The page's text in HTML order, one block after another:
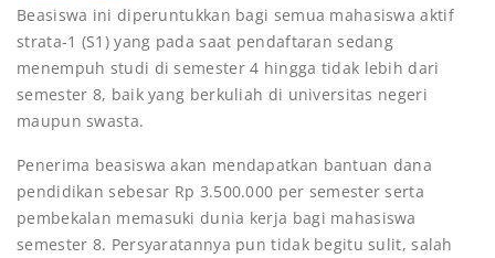
Beasiswa ini diperuntukkan bagi semua mahasiswa aktif
strata-1 (S1) yang pada saat pendaftaran sedang
menempuh studi di semester 4 hingga tidak lebih dari
semester 8, baik yang berkuliah di universitas negeri
maupun swasta.
Penerima beasiswa akan mendapatkan bantuan dana
pendidikan sebesar Rp 3.500.000 per semester serta
pembekalan memasuki dunia kerja bagi mahasiswa
semester 8. Persyaratannya pun tidak begitu sulit, salah